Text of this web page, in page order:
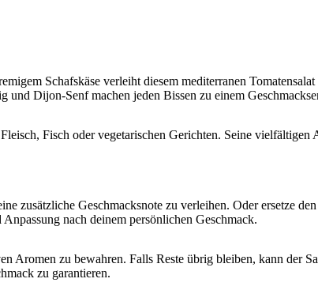
Schafskäse verleiht diesem mediterranen Tomatensalat
Dijon-Senf machen jeden Bissen zu einem
Fisch oder vegetarischen Gerichten. Seine vielfältigen
zusätzliche Geschmacksnote zu verleihen. Oder ersetze
nach deinem persönlichen Geschmack.
Aromen zu bewahren. Falls Reste übrig bleiben, kann der
zu garantieren.